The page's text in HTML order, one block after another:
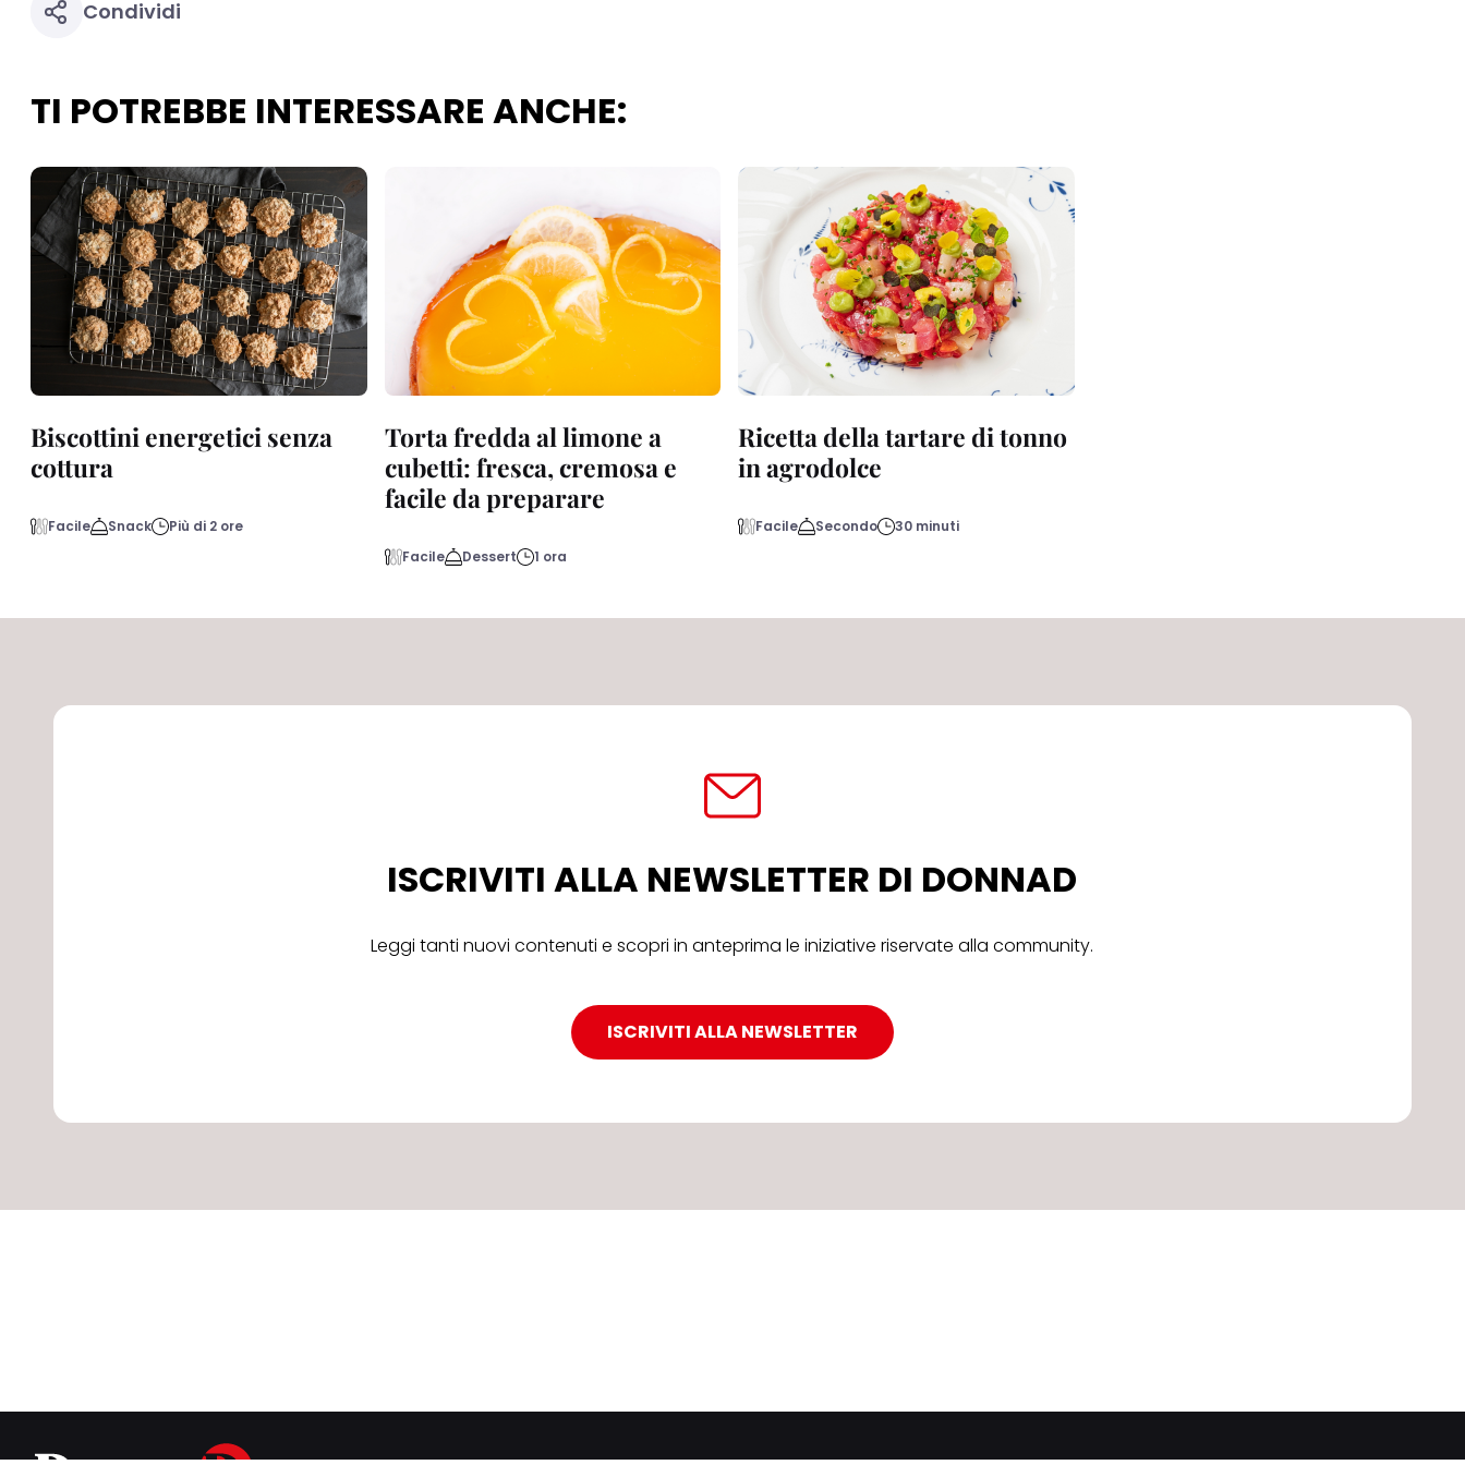
Condividi
TI POTREBBE INTERESSARE ANCHE:
Biscottini energetici senza
cottura
Facile Snack Più di 2 ore
Torta fredda al limone a
cubetti: fresca, cremosa e
facile da preparare
Facile Dessert 1 ora
Ricetta della tartare di tonno
in agrodolce
Facile Secondo 30 minuti
ISCRIVITI ALLA NEWSLETTER DI DONNAD
Leggi tanti nuovi contenuti e scopri in anteprima le iniziative riservate alla community.
ISCRIVITI ALLA NEWSLETTER